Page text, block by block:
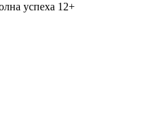
успеха 12+